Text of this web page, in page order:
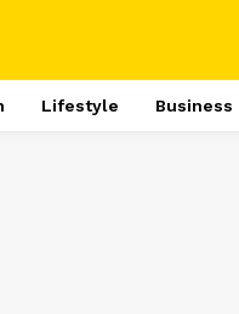
Lifestyle Business